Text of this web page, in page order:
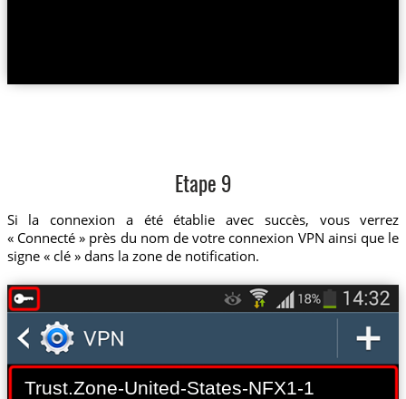
Etape 9
Si la connexion a été établie avec succès, vous verrez
« Connecté » près du nom de votre connexion VPN ainsi que le
signe « clé » dans la zone de notification.
Trust.Zone-United-States-NFX1-1